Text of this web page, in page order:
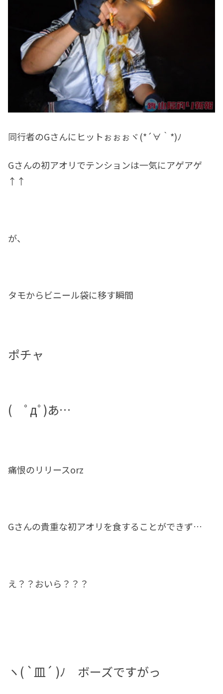
同行者のGさんにヒットぉぉぉヾ(*´∀｀*)ﾉ
Gさんの初アオリでテンションは一気にアゲアゲ
↑↑
が、
タモからビニール袋に移す瞬間
ポチャ
( ﾟдﾟ)あ…
痛恨のリリースorz
Gさんの貴重な初アオリを食することができず…
え？？おいら？？？
ヽ( `皿´ )ﾉ ボーズですがっ